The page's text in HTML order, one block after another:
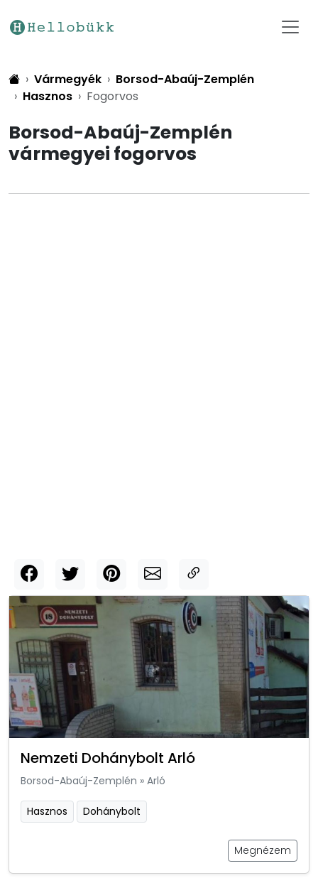
Vármegyék
Borsod-Abaúj-Zemplén
Hasznos
Fogorvos
Borsod-Abaúj-Zemplén
vármegyei fogorvos
Nemzeti Dohánybolt Arló
Borsod-Abaúj-Zemplén » Arló
Hasznos Dohánybolt
Megnézem